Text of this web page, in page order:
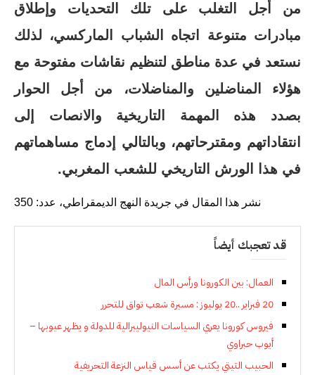
من أجل التغلب على تلك التحديات وإطلاق
مبادرات متنوعة اتجاه الشباب الماركسي، لذلك
نستعد في عدة مناطق لتنظيم نقاشات مفتوحة مع
هؤلاء المناضلين والمناضلات، من أجل الحوار
بصدد هذه المهمة التاريخية والانصات إلى
انتقاداتهم ومقترحاتهم، وبالتالي إدماج مساهماتهم
في هذا الورش التاريخي للشعب المغربي.
نشر هذا المقال في جريدة النهج الديمقراطي، عدد: 350
قد تعجبك أيضاً
العمال: بين الكورونا ورأس المال
20 فبراير ..20 يوليوز : مسيرة شعب تواق للتحرر
فيروس كورونا يعري السياسات النيوليبرالية للدولة و يظهر عيوبها –
أيوب حبراوي
الحبيب التيتي يكتب عن أسس قياس النزعة التحريفية